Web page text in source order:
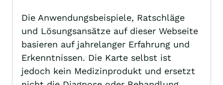
Die Anwendungsbeispiele, Ratschläge
und Lösungsansätze auf dieser Webseite
basieren auf jahrelanger Erfahrung und
Erkenntnissen. Die Karte selbst ist
jedoch kein Medizinprodukt und ersetzt